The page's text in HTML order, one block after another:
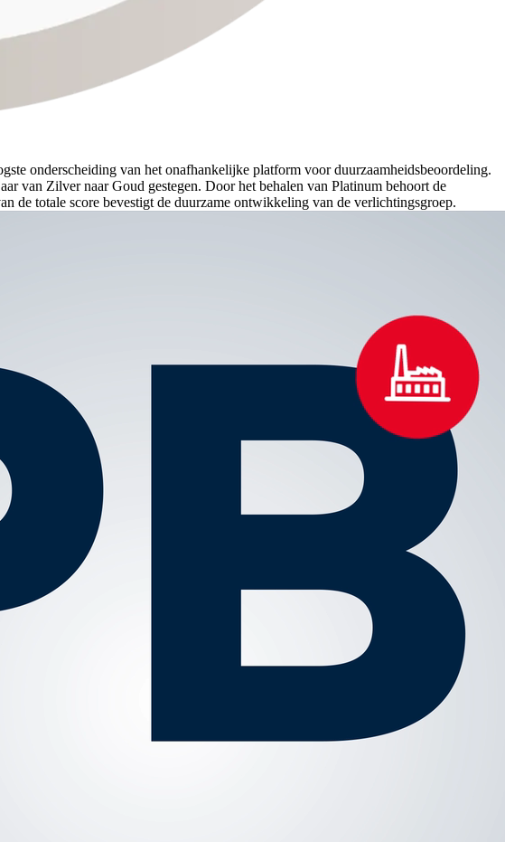
onderscheiding van het onafhankelijke platform voor duurzaamheidsbeoordeling.
van Zilver naar Goud gestegen. Door het behalen van Platinum behoort de
de totale score bevestigt de duurzame ontwikkeling van de verlichtingsgroep.